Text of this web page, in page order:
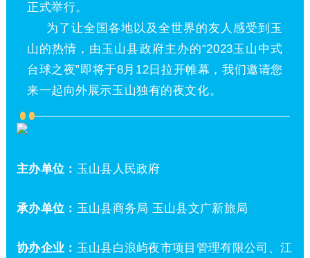
正式举行。
为了让全国各地以及全世界的友人感受到玉
山的热情，由玉山县政府主办的“2023玉山中式
台球之夜”即将于8月12日拉开帷幕，我们邀请您
来一起向外展示玉山独有的夜文化。
主办单位： 玉山县人民政府
承办单位： 玉山县商务局 玉山县文广新旅局
协办企业： 玉山县白浪屿夜市项目管理有限公司、江